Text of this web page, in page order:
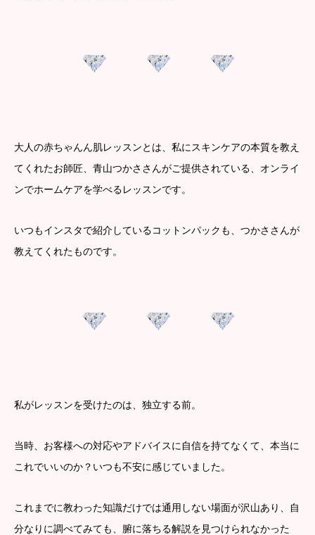
大人の赤ちゃんん肌レッスンとは、私にスキンケアの本質を教え
てくれたお師匠、青山つかささんがご提供されている、オンライ
ンでホームケアを学べるレッスンです。
いつもインスタで紹介しているコットンパックも、つかささんが
教えてくれたものです。
私がレッスンを受けたのは、独立する前。
当時、お客様への対応やアドバイスに自信を持てなくて、本当に
これでいいのか？いつも不安に感じていました。
これまでに教わった知識だけでは通用しない場面が沢山あり、自
分なりに調べてみても、腑に落ちる解説を見つけられなかった